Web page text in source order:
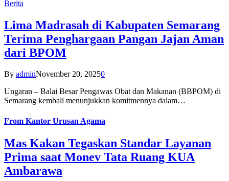
Berita
Lima Madrasah di Kabupaten Semarang
Terima Penghargaan Pangan Jajan Aman
dari BPOM
By adminNovember 20, 20250
Ungaran – Balai Besar Pengawas Obat dan Makanan (BBPOM) di
Semarang kembali menunjukkan komitmennya dalam…
From Kantor Urusan Agama
Mas Kakan Tegaskan Standar Layanan
Prima saat Monev Tata Ruang KUA
Ambarawa